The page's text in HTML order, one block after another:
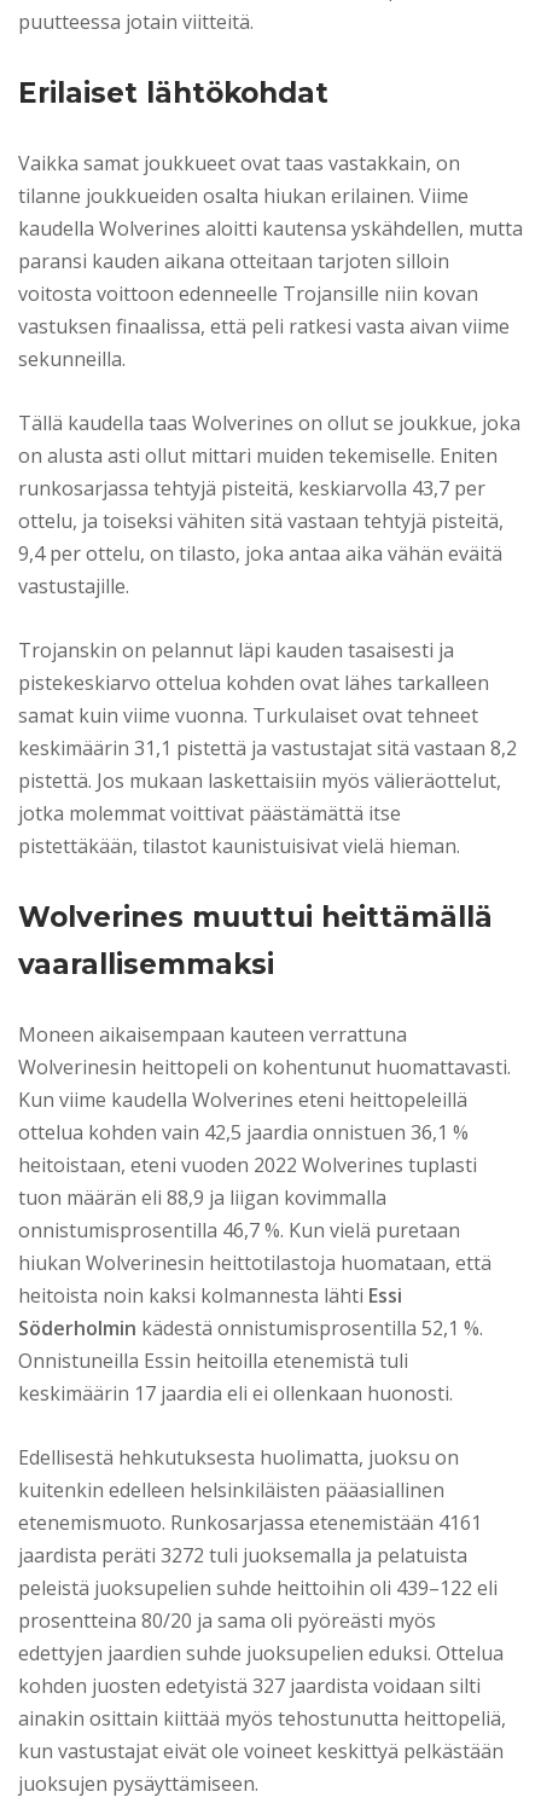
puutteessa jotain viitteitä.
Erilaiset lähtökohdat
Vaikka samat joukkueet ovat taas vastakkain, on
tilanne joukkueiden osalta hiukan erilainen. Viime
kaudella Wolverines aloitti kautensa yskähdellen, mutta
paransi kauden aikana otteitaan tarjoten silloin
voitosta voittoon edenneelle Trojansille niin kovan
vastuksen finaalissa, että peli ratkesi vasta aivan viime
sekunneilla.
Tällä kaudella taas Wolverines on ollut se joukkue, joka
on alusta asti ollut mittari muiden tekemiselle. Eniten
runkosarjassa tehtyjä pisteitä, keskiarvolla 43,7 per
ottelu, ja toiseksi vähiten sitä vastaan tehtyjä pisteitä,
9,4 per ottelu, on tilasto, joka antaa aika vähän eväitä
vastustajille.
Trojanskin on pelannut läpi kauden tasaisesti ja
pistekeskiarvo ottelua kohden ovat lähes tarkalleen
samat kuin viime vuonna. Turkulaiset ovat tehneet
keskimäärin 31,1 pistettä ja vastustajat sitä vastaan 8,2
pistettä. Jos mukaan laskettaisiin myös välieräottelut,
jotka molemmat voittivat päästämättä itse
pistettäkään, tilastot kaunistuisivat vielä hieman.
Wolverines muuttui heittämällä
vaarallisemmaksi
Moneen aikaisempaan kauteen verrattuna
Wolverinesin heittopeli on kohentunut huomattavasti.
Kun viime kaudella Wolverines eteni heittopeleillä
ottelua kohden vain 42,5 jaardia onnistuen 36,1 %
heitoistaan, eteni vuoden 2022 Wolverines tuplasti
tuon määrän eli 88,9 ja liigan kovimmalla
onnistumisprosentilla 46,7 %. Kun vielä puretaan
hiukan Wolverinesin heittotilastoja huomataan, että
heitoista noin kaksi kolmannesta lähti Essi
Söderholmin kädestä onnistumisprosentilla 52,1 %.
Onnistuneilla Essin heitoilla etenemistä tuli
keskimäärin 17 jaardia eli ei ollenkaan huonosti.
Edellisestä hehkutuksesta huolimatta, juoksu on
kuitenkin edelleen helsinkiläisten pääasiallinen
etenemismuoto. Runkosarjassa etenemistään 4161
jaardista peräti 3272 tuli juoksemalla ja pelatuista
peleistä juoksupelien suhde heittoihin oli 439–122 eli
prosentteina 80/20 ja sama oli pyöreästi myös
edettyjen jaardien suhde juoksupelien eduksi. Ottelua
kohden juosten edetyistä 327 jaardista voidaan silti
ainakin osittain kiittää myös tehostunutta heittopeliä,
kun vastustajat eivät ole voineet keskittyä pelkästään
juoksujen pysäyttämiseen.